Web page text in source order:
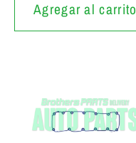
Agregar al carrito